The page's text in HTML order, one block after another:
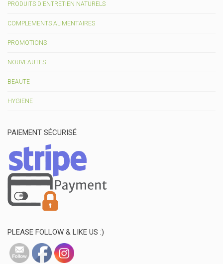
PRODUITS D'ENTRETIEN NATURELS
COMPLEMENTS ALIMENTAIRES
PROMOTIONS
NOUVEAUTES
BEAUTE
HYGIENE
PAIEMENT SÉCURISÉ
PLEASE FOLLOW & LIKE US :)